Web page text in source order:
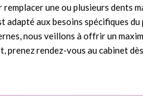
une ou plusieurs dents
aux besoins spécifiques
nous veillons à offrir un
prenez rendez-vous au cabinet